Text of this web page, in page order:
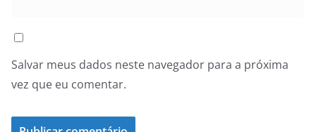
Salvar meus dados neste navegador para a próxima
vez que eu comentar.